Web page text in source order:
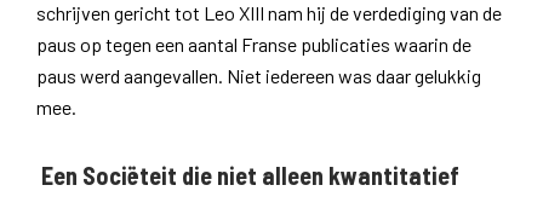
schrijven gericht tot Leo XIII nam hij de verdediging van de
paus op tegen een aantal Franse publicaties waarin de
paus werd aangevallen. Niet iedereen was daar gelukkig
mee.
Een Sociëteit die niet alleen kwantitatief